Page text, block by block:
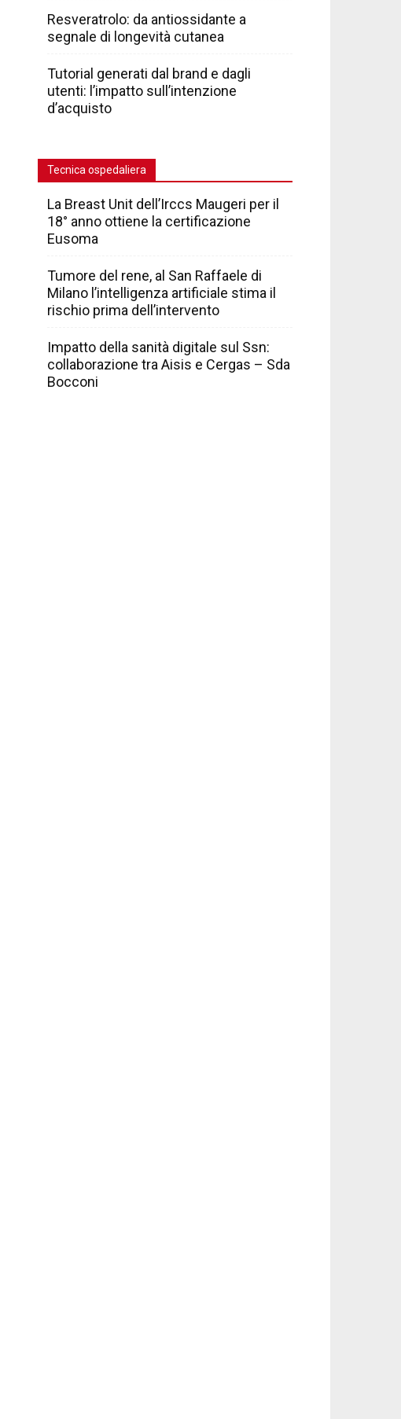
Resveratrolo: da antiossidante a
segnale di longevità cutanea
Tutorial generati dal brand e dagli
utenti: l’impatto sull’intenzione
d’acquisto
Tecnica ospedaliera
La Breast Unit dell’Irccs Maugeri per il
18° anno ottiene la certificazione
Eusoma
Tumore del rene, al San Raffaele di
Milano l’intelligenza artificiale stima il
rischio prima dell’intervento
Impatto della sanità digitale sul Ssn:
collaborazione tra Aisis e Cergas – Sda
Bocconi